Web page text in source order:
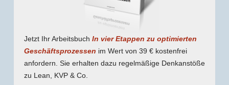
Jetzt Ihr Arbeitsbuch In vier Etappen zu optimierten
Geschäfts­prozessen im Wert von 39 € kostenfrei
anfordern. Sie erhalten dazu regel­mäßige Denk­anstöße
zu Lean, KVP & Co.